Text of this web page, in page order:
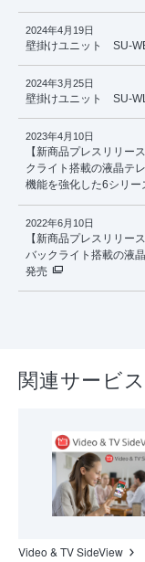
2024年4月19日
壁掛けユニット SU-
2024年3月25日
壁掛けユニット SU-
2023年4月10日
【新商品プレスリリ
クライト搭載の液晶テ
機能を強化した6シリ
2022年6月10日
【新商品プレスリリー
バックライト搭載の液
発売
関連サービ
Video & TV SideView